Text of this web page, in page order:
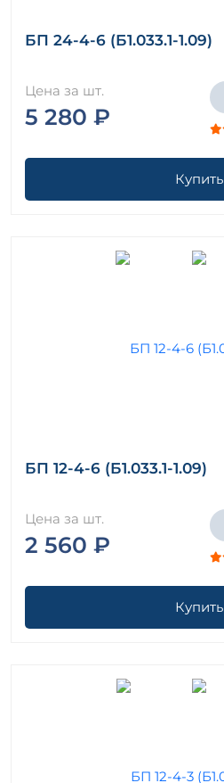
БП 24-4-6 (Б1.033.1-1.09)
Цена за шт.
5 280 ₽
Купить
БП 12-4-6 (Б1.033.1-1.09)
Цена за шт.
2 560 ₽
Купить